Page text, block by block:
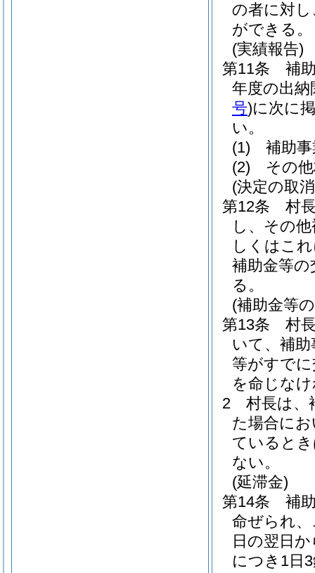
の者に対
ができる。
(実績報告)
第11条
補
年度の出納
号)に次に
い。
(1)
補助
(2)
その
(決定の取
第12条
村
し、その
しくはこ
補助金等
る。
(補助金等
第13条
村
いて、補
等がすで
を命じな
2
村長は、
た場合に
ていると
ない。
(延滞金)
第14条
補
命ぜられ
日の翌日
につき1日